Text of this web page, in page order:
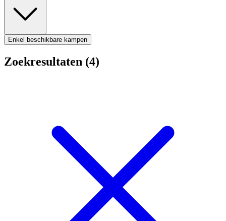
Enkel beschikbare kampen
Zoekresultaten (4)